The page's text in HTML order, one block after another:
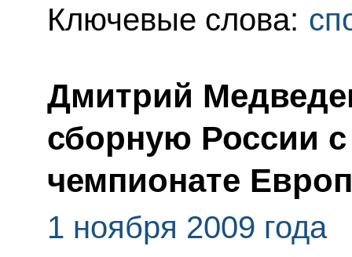
Ключевые слова:
Дмитрий
сборную России
чемпионате
1 ноября 2009 года